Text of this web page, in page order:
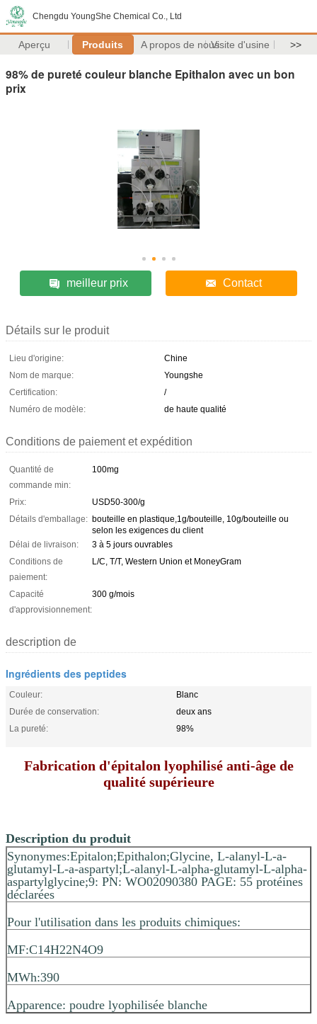
Chengdu YoungShe Chemical Co., Ltd
Aperçu Produits A propos de nousVisite d'usine >>
98% de pureté couleur blanche Epithalon avec un bon
prix
meilleur prix Contact
Détails sur le produit
Lieu d'origine:
Chine
Nom de marque:
Youngshe
Certification:
/
Numéro de modèle:
de haute qualité
Conditions de paiement et expédition
Quantité de
commande min:
100mg
Prix:
USD50-300/g
Détails d'emballage: bouteille en plastique,1g/bouteille, 10g/bouteille ou
selon les exigences du client
Délai de livraison:
3 à 5 jours ouvrables
Conditions de
paiement:
L/C, T/T, Western Union et MoneyGram
Capacité
d'approvisionnement:
300 g/mois
description de
Ingrédients des peptides
Couleur:
Blanc
Durée de conservation:
deux ans
La pureté:
98%
Fabrication d'épitalon lyophilisé anti-âge de
qualité supérieure
Description du produit
Synonymes:Epitalon;Epithalon;Glycine, L-alanyl-L-a-
glutamyl-L-a-aspartyl;L-alanyl-L-alpha-glutamyl-L-alpha-
aspartylglycine;9: PN: WO02090380 PAGE: 55 protéines
déclarées
Pour l'utilisation dans les produits chimiques:
MF:C14H22N4O9
MWh:390
Apparence: poudre lyophilisée blanche